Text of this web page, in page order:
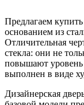
Предлагаем
основанием из
Отличительная
стекла: они не
повышают уровень
выполнен в виде
Дизайнерская